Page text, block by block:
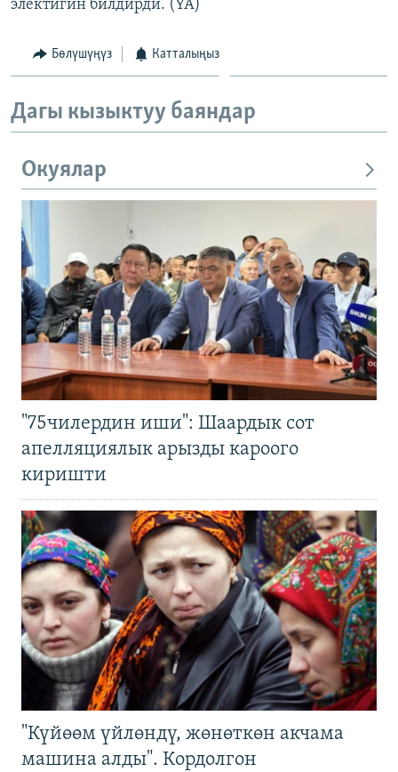
электигин билдирди. (YA)
Бөлүшүңүз Катталыңыз
Дагы кызыктуу баяндар
Окуялар
"75чилердин иши": Шаардык сот
апелляциялык арызды кароого
киришти
"Күйөөм үйлөндү, жөнөткөн акчама
машина алды". Кордолгон